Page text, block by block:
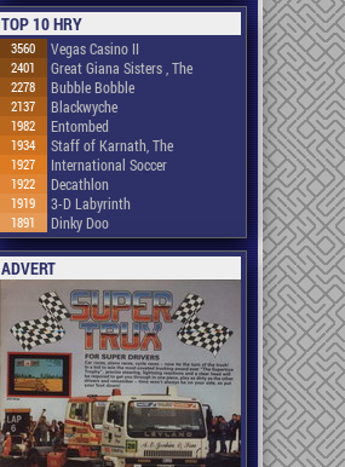
TOP 10 HRY
3560 Vegas Casino II
2401 Great Giana Sisters , The
2278 Bubble Bobble
2137 Blackwyche
1982 Entombed
1934 Staff of Karnath, The
1927 International Soccer
1922 Decathlon
1919 3-D Labyrinth
1891 Dinky Doo
ADVERT